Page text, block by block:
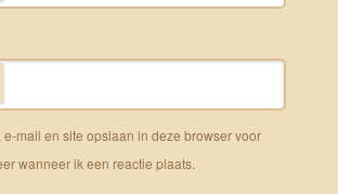
e-mail en site opslaan in deze browser voor
wanneer ik een reactie plaats.